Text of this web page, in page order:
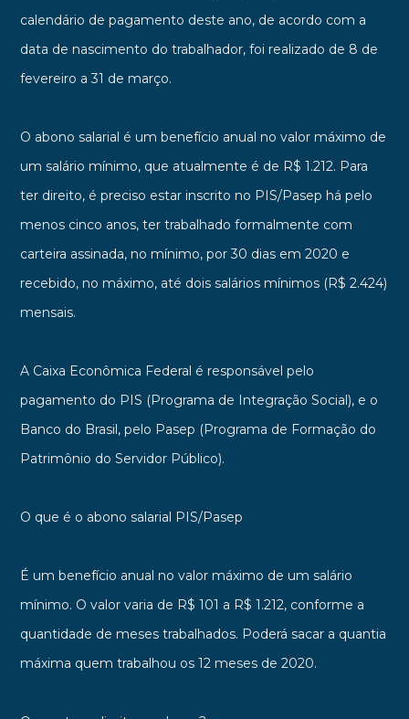
calendário de pagamento deste ano, de acordo com a
data de nascimento do trabalhador, foi realizado de 8 de
fevereiro a 31 de março.
O abono salarial é um benefício anual no valor máximo de
um salário mínimo, que atualmente é de R$ 1.212. Para
ter direito, é preciso estar inscrito no PIS/Pasep há pelo
menos cinco anos, ter trabalhado formalmente com
carteira assinada, no mínimo, por 30 dias em 2020 e
recebido, no máximo, até dois salários mínimos (R$ 2.424)
mensais.
A Caixa Econômica Federal é responsável pelo
pagamento do PIS (Programa de Integração Social), e o
Banco do Brasil, pelo Pasep (Programa de Formação do
Patrimônio do Servidor Público).
O que é o abono salarial PIS/Pasep
É um benefício anual no valor máximo de um salário
mínimo. O valor varia de R$ 101 a R$ 1.212, conforme a
quantidade de meses trabalhados. Poderá sacar a quantia
máxima quem trabalhou os 12 meses de 2020.